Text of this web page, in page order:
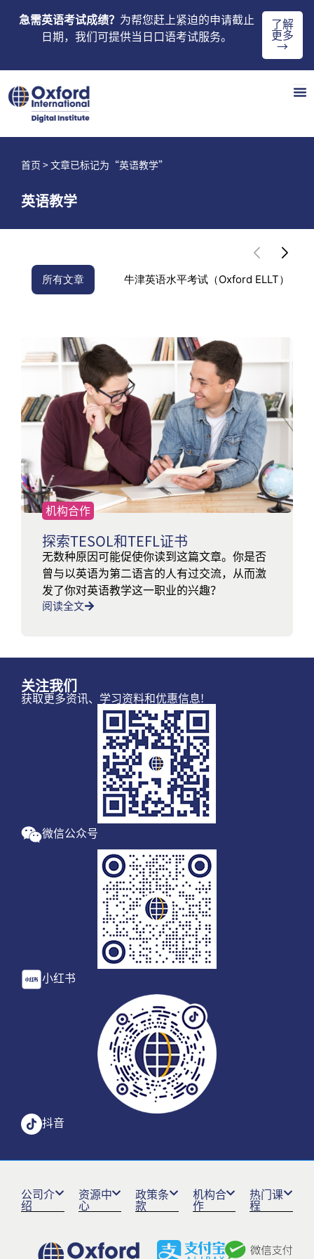
急需英语考试成绩？ 为帮您赶上紧迫的申请截止
日期，我们可提供当日口语考试服务。
了解
更多
→
首页 > 文章已标记为“英语教学”
英语教学
所有文章 牛津英语水平考试（Oxford ELLT）
机构合作
探索TESOL和TEFL证书
无数种原因可能促使你读到这篇文章。你是否
曾与以英语为第二语言的人有过交流，从而激
发了你对英语教学这一职业的兴趣？
阅读全文
关注我们
获取更多资讯、学习资料和优惠信息!
微信公众号
小红书
抖音
公司介
绍
资源中
心
政策条
款
机构合
作
热门课
程